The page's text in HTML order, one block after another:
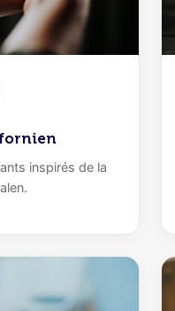
inspirés de la